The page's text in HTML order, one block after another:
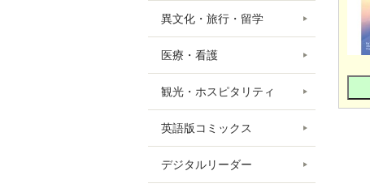
異文化・旅行・留学
医療・看護
観光・ホスピタリティ
英語版コミックス
デジタルリーダー